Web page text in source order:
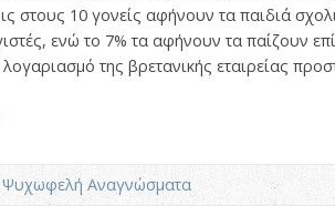
στους 10 γονείς αφήνουν τα παιδιά
ενώ το 7% τα αφήνουν τα παίζουν
της βρετανικής εταιρείας
Ψυχωφελή Αναγνώσματα